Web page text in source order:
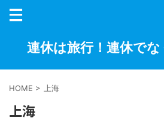
連休は旅行！連休でな
HOME > 上海
上海